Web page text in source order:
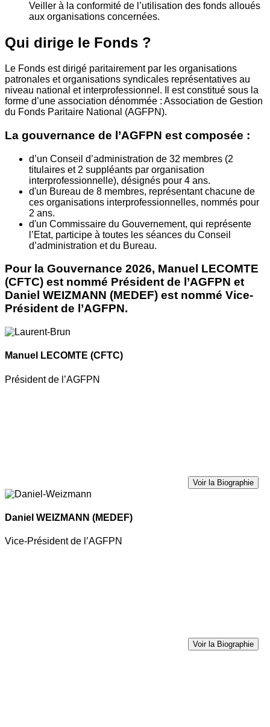
Veiller à la conformité de l’utilisation des fonds alloués
aux organisations concernées.
Qui dirige le Fonds ?
Le Fonds est dirigé paritairement par les organisations
patronales et organisations syndicales représentatives au
niveau national et interprofessionnel. Il est constitué sous la
forme d’une association dénommée : Association de Gestion
du Fonds Paritaire National (AGFPN).
La gouvernance de l’AGFPN est composée :
d’un Conseil d’administration de 32 membres (2
titulaires et 2 suppléants par organisation
interprofessionnelle), désignés pour 4 ans.
d'un Bureau de 8 membres, représentant chacune de
ces organisations interprofessionnelles, nommés pour
2 ans.
d'un Commissaire du Gouvernement, qui représente
l’Etat, participe à toutes les séances du Conseil
d’administration et du Bureau.
Pour la Gouvernance 2026, Manuel LECOMTE
(CFTC) est nommé Président de l’AGFPN et
Daniel WEIZMANN (MEDEF) est nommé Vice-
Président de l’AGFPN.
Manuel LECOMTE (CFTC)
Président de l’AGFPN
Voir la Biographie
Daniel WEIZMANN (MEDEF)
Vice-Président de l’AGFPN
Voir la Biographie